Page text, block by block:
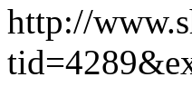
http://